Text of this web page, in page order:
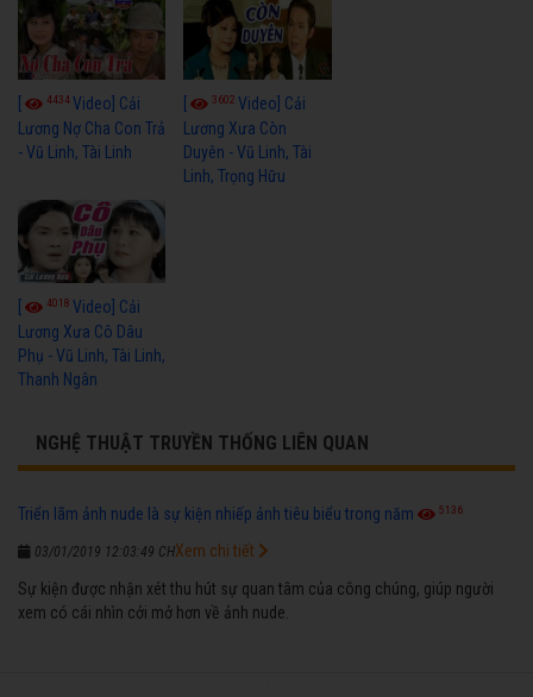
4434Video] Cải
Lương Nợ Cha Con Trả
- Vũ Linh, Tài Linh
3602Video] Cải
Lương Xưa Còn
Duyên - Vũ Linh, Tài
Linh, Trọng Hữu
[ 4018 Video] Cải
Lương Xưa Cô Dâu
Phụ - Vũ Linh, Tài Linh,
Thanh Ngân
NGHỆ THUẬT TRUYỀN THỐNG LIÊN QUAN
Triển lãm ảnh nude là sự kiện nhiếp ảnh tiêu biểu trong năm 5136
03/01/2019 12:03:49 CH
Sự kiện được nhận xét thu hút sự quan tâm của công chúng, giúp người
xem có cái nhìn cởi mở hơn về ảnh nude.
Xem chi tiết